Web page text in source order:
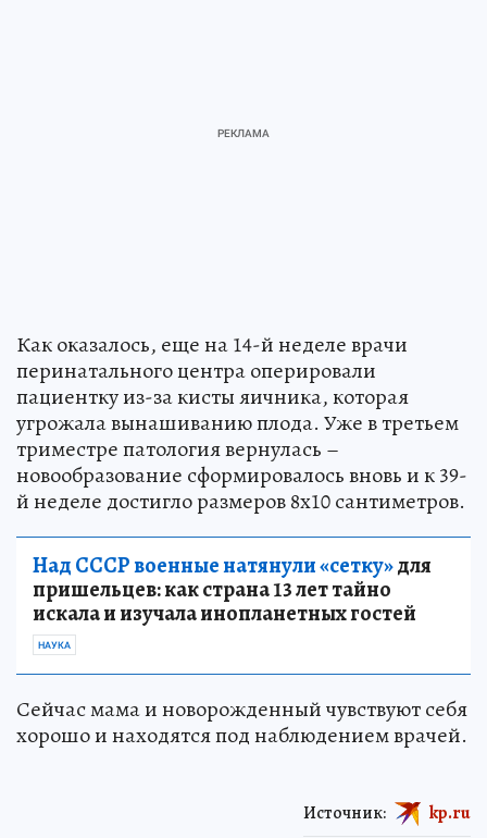
Как оказалось, еще на 14-й неделе врачи
перинатального центра оперировали
пациентку из-за кисты яичника, которая
угрожала вынашиванию плода. Уже в третьем
триместре патология вернулась –
новообразование сформировалось вновь и к 39-
й неделе достигло размеров 8х10 сантиметров.
Над СССР военные натянули «сетку»для
пришельцев: как страна 13 лет тайно
искала и изучала инопланетных гостей
НАУКА
Сейчас мама и новорожденный чувствуют себя
хорошо и находятся под наблюдением врачей.
Источник: kp.ru